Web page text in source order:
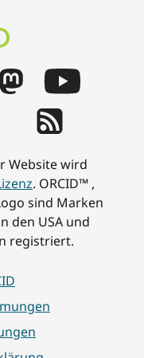
Website wird
. ORCID™ ,
sind Marken
den USA und
registriert.